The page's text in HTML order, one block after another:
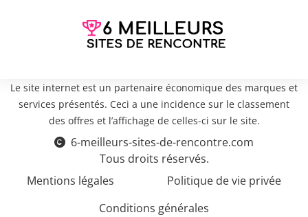
Le site internet est un partenaire économique des marques et
services présentés. Ceci a une incidence sur le classement
des offres et l’affichage de celles-ci sur le site.
6-meilleurs-sites-de-rencontre.com
Tous droits réservés.
Mentions légales
Politique de vie privée
Conditions générales